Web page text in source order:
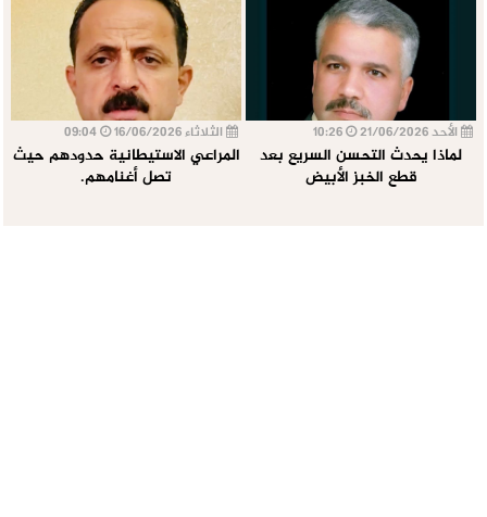
الأحد 21/06/2026
لماذا يحدث التحسن السريع بعد
قطع الخبز الأبيض
الثلاثاء 16/06/2026
المراعي الاستيطانية حدودهم حيث
تصل أغنامهم.